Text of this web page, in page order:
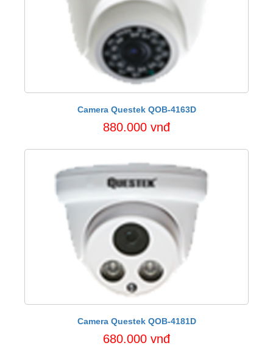
Camera Questek QOB-4163D
880.000 vnđ
Camera Questek QOB-4181D
680.000 vnđ